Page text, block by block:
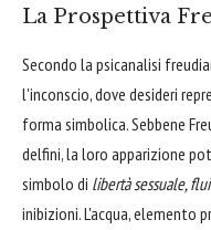
La Prospettiva
Secondo la psicanalisi
l'inconscio, dove desideri
forma simbolica. Sebbene
delfini, la loro apparizione
simbolo di libertà sessuale,
inibizioni. L'acqua, elemento